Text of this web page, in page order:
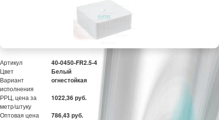
751,18 руб.
Артикул 40-0450-FR2.5-4
Цвет Белый
Вариант
исполнения
огнестойкая
РРЦ, цена за
метр/штуку
1022,36 руб.
Оптовая цена 786,43 руб.